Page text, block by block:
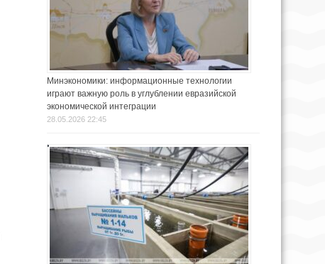
Минэкономики: информационные технологии
играют важную роль в углублении евразийской
экономической интеграции
28.05.2026 22:45